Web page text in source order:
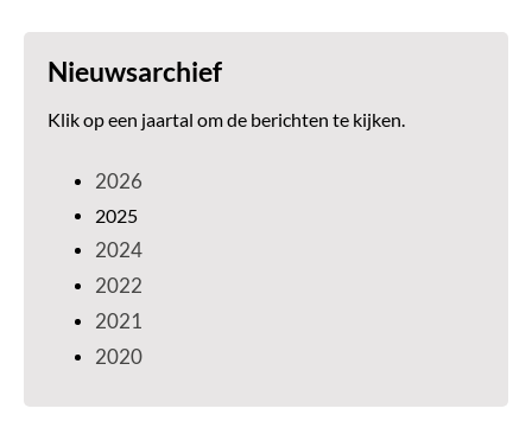
Nieuwsarchief
Klik op een jaartal om de berichten te kijken.
2026
2025
2024
2022
2021
2020